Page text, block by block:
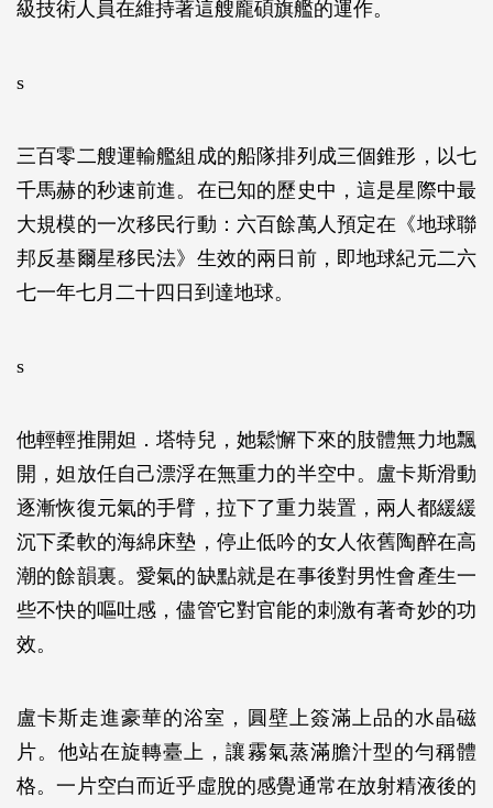
級技術人員在維持著這艘龐碩旗艦的運作。
s
三百零二艘運輸艦組成的船隊排列成三個錐形，以七
千馬赫的秒速前進。在已知的歷史中，這是星際中最
大規模的一次移民行動：六百餘萬人預定在《地球聯
邦反基爾星移民法》生效的兩日前，即地球紀元二六
七一年七月二十四日到達地球。
s
他輕輕推開妲．塔特兒，她鬆懈下來的肢體無力地飄
開，妲放任自己漂浮在無重力的半空中。盧卡斯滑動
逐漸恢復元氣的手臂，拉下了重力裝置，兩人都緩緩
沉下柔軟的海綿床墊，停止低吟的女人依舊陶醉在高
潮的餘韻裏。愛氣的缺點就是在事後對男性會產生一
些不快的嘔吐感，儘管它對官能的刺激有著奇妙的功
效。
盧卡斯走進豪華的浴室，圓壁上簽滿上品的水晶磁
片。他站在旋轉臺上，讓霧氣蒸滿膽汁型的勻稱體
格。一片空白而近乎虛脫的感覺通常在放射精液後的